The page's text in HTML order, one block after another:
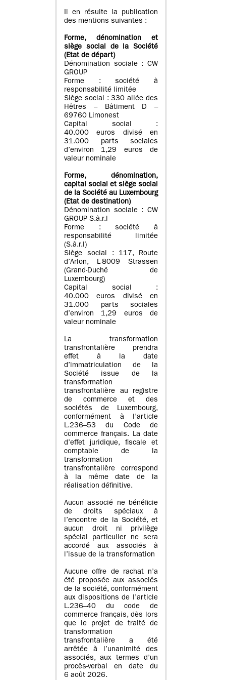
Il en résulte la publication
des mentions suivantes :
Forme, dénomination et
siège social de la Société
(Etatde départ)
Dénomination sociale : CW
GROUP
Forme : société à
responsabilité limitée
Siège social : 330 allée des
Hêtres – Bâtiment D –
69760 Limonest
Capital social :
40.000 euros divisé en
31.000 parts sociales
d’environ 1,29 euros de
valeur nominale
Forme, dénomination,
capital social et siège social
de la Société au Luxembourg
(Etat de destination)
Dénomination sociale : CW
GROUP S.à.r.l
Forme : société à
responsabilité limitée
(S.à.r.l)
Siège social : 117, Route
d’Arlon, L-8009 Strassen
(Grand-Duché de
Luxembourg)
Capital social :
40.000 euros divisé en
31.000 parts sociales
d’environ 1,29 euros de
valeur nominale
La transformation
transfrontalière prendra
effet à la date
d’immatriculation de la
Société issue de la
transformation
transfrontalière au registre
de commerce et des
sociétés de Luxembourg,
conformément à l’article
L.236–53 du Code de
commerce français. La date
d’effet juridique, fiscale et
comptable de la
transformation
transfrontalière correspond
à la même date de la
réalisation définitive.
Aucun associé ne bénéficie
de droits spéciaux à
l’encontre de la Société, et
aucun droit ni privilège
spécial particulier ne sera
accordé aux associés à
l’issue de la transformation
Aucune offre de rachat n’a
été proposée aux associés
de la société, conformément
aux dispositions de l’article
L.236–40 du code de
commerce français, dès lors
que le projet de traité de
transformation
transfrontalière a été
arrêtée à l’unanimité des
associés, aux termes d’un
procès-verbal en date du
6 août 2026.